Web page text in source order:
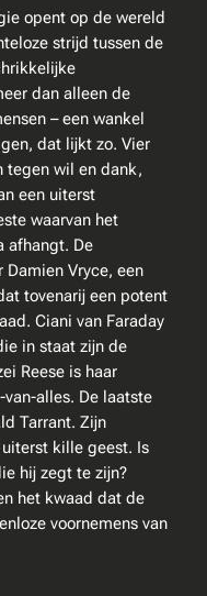
opent op de wereld
strijd tussen de
dan alleen de
– een wankel
dat lijkt zo. Vier
tegen wil en dank,
een uiterst
waarvan het
afhangt. De
Vryce, een
tovenarij een potent
Ciani van Faraday
in staat zijn de
Reese is haar
alles. De laatste
Tarrant. Zijn
kille geest. Is
hij zegt te zijn?
het kwaad dat de
voornemens van